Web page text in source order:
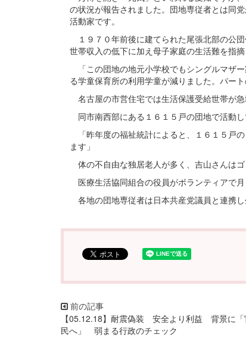
の状況が報告されました。団地専従者とは同
活動家です。
１９７０年前後に建てられた尾張北部の公
世帯収入の低下に加え母子家庭の生活難を指摘
「この団地の地元小学校でもシングルマザ
る学童保育所の利用学童が減りました。パー
名古屋の市営住宅では生活保護受給世帯が急
同市南西部にある１６１５戸の団地で活動
「昨年度の福祉統計によると、１６１５戸
ます」
体の不自由な独居老人が多く、吉山さんは
医療生活協同組合の役員がボランティアで
各地の団地専従者は日本共産党議員と連携し
【05.12.18】耐震偽装 安全より利益 背景に「
民へ」 弱まる行政のチェック